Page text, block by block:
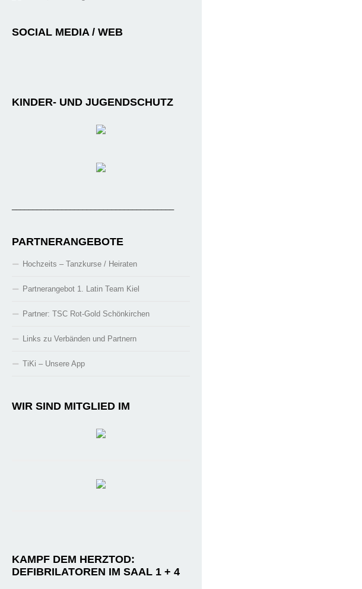
SOCIAL MEDIA / WEB
KINDER- UND JUGENDSCHUTZ
PARTNERANGEBOTE
Hochzeits – Tanzkurse / Heiraten
Partnerangebot 1. Latin Team Kiel
Partner: TSC Rot-Gold Schönkirchen
Links zu Verbänden und Partnern
TiKi – Unsere App
WIR SIND MITGLIED IM
KAMPF DEM HERZTOD:
DEFIBRILATOREN IM SAAL 1 + 4